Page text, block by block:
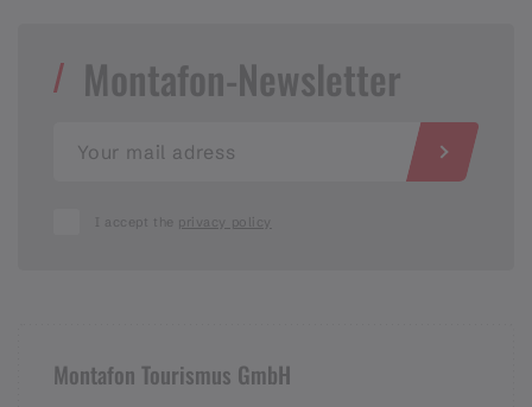
Montafon-Newsletter
I accept the privacy policy
Montafon Tourismus GmbH